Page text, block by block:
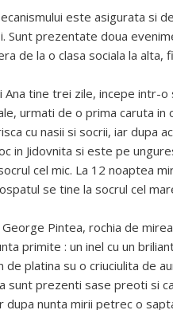
este asigurata si
Sunt prezentate doua
de la o clasa sociala la
tine trei zile, incepe intr-
urmati de o prima caruta
cu nasii si socrii, iar dupa
in Jidovnita si este pe
cel mic. La 12 noaptea
se tine la socrul cel
George Pintea, rochia de
primite : un inel cu un
de platina su o criuciulita de
sunt prezenti sase preoti si
dupa nunta mirii petrec o